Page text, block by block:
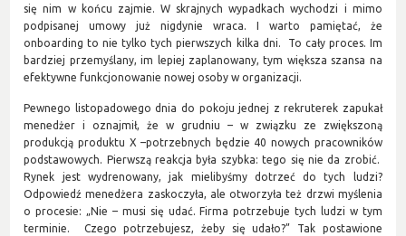
się nim w końcu zajmie. W skrajnych wypadkach wychodzi i mimo
podpisanej umowy już nigdynie wraca. I warto pamiętać, że
onboarding to nie tylko tych pierwszych kilka dni. To cały proces. Im
bardziej przemyślany, im lepiej zaplanowany, tym większa szansa na
efektywne funkcjonowanie nowej osoby w organizacji.
Pewnego listopadowego dnia do pokoju jednej z rekruterek zapukał
menedżer i oznajmił, że w grudniu – w związku ze zwiększoną
produkcją produktu X –potrzebnych będzie 40 nowych pracowników
podstawowych. Pierwszą reakcja była szybka: tego się nie da zrobić.
Rynek jest wydrenowany, jak mielibyśmy dotrzeć do tych ludzi?
Odpowiedź menedżera zaskoczyła, ale otworzyła też drzwi myślenia
o procesie: „Nie – musi się udać. Firma potrzebuje tych ludzi w tym
terminie. Czego potrzebujesz, żeby się udało?” Tak postawione